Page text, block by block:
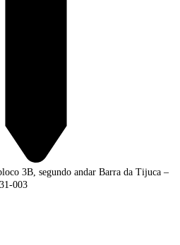
3B, segundo andar Barra da Tijuca –
003